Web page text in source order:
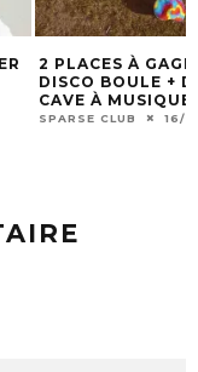
2 PLACES À
DISCO BOULE +
CAVE À
SPARSE CLUB 16/